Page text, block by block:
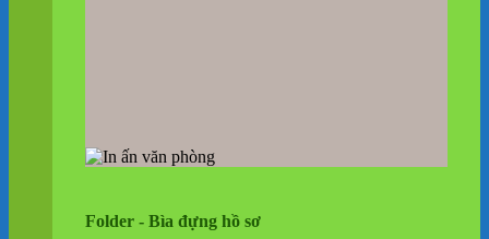
Folder - Bìa đựng hồ sơ